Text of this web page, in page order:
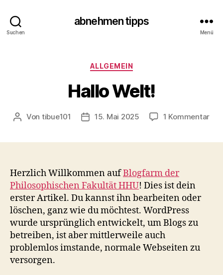
Suchen
abnehmen tipps
Menü
Kategorien
ALLGEMEIN
Hallo Welt!
Beitragsautor
Von tibue101 Veröffentlichungsdatum
15. Mai 2025 1 Kommentarzu
Herzlich Willkommen aufBlogfarm der
Philosophischen Fakultät HHU! Dies ist dein
erster Artikel. Du kannst ihn bearbeiten oder
löschen, ganz wie du möchtest. WordPress
wurde ursprünglich entwickelt, um Blogs zu
betreiben, ist aber mittlerweile auch
problemlos imstande, normale Webseiten zu
versorgen.